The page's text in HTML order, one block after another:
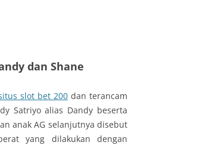
dan Shane
slot bet 200 dan terancam
Satriyo alias Dandy beserta
anak AG selanjutnya disebut
yang dilakukan dengan